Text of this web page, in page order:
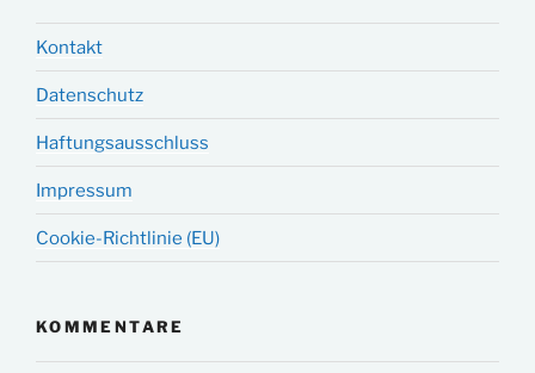
Kontakt
Datenschutz
Haftungsausschluss
Impressum
Cookie-Richtlinie (EU)
KOMMENTARE